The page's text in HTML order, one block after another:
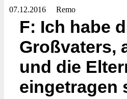
07.12.2016 Remo
F: Ich habe
Großvaters,
und die
eingetragen